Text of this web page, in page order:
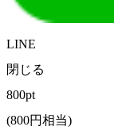
LINE
閉じる
800pt
(800円相当)